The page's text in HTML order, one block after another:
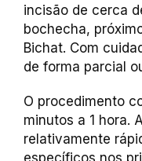
incisão de cerca
bochecha,
Bichat. Com
de forma parcial
O procedimento
minutos a 1 hora.
relativamente
específicos nos